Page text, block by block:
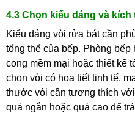
4.3 Chọn kiểu dáng và
Kiểu dáng vòi rửa bát cần
tổng thể của bếp. Phòng
cong mềm mại hoặc thiết kế
chọn vòi có họa tiết tinh tế,
thước vòi cần tương thích
quá ngắn hoặc quá cao để